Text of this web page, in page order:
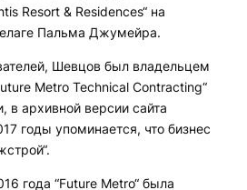
Resort & Residences“ на
Пальма Джумейра.
Шевцов был владельцем
Metro Technical Contracting“
в архивной версии сайта
годы упоминается, что бизнес
года “Future Metro“ была